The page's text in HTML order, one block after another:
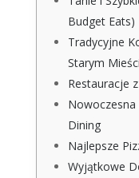
Budget Eats)
Tradycyjne
Starym
Restauracje
Nowoczesna
Dining
Najlepsze
Wyjątkowe